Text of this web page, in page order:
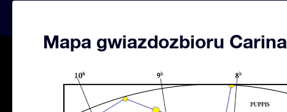
Mapa gwiazdozbioru Carina